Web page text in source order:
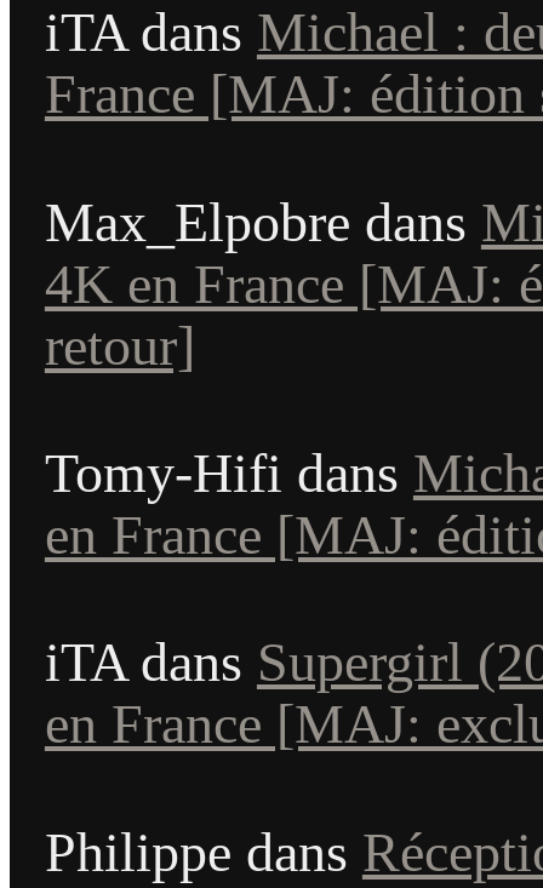
iTAdans Michael :
France [MAJ: édition
Max_Elpobre dans
4K en France [MAJ:
retour]
Tomy-Hifi dans
en France [MAJ:
iTAdans Supergirl
en France [MAJ:
Philippe dans